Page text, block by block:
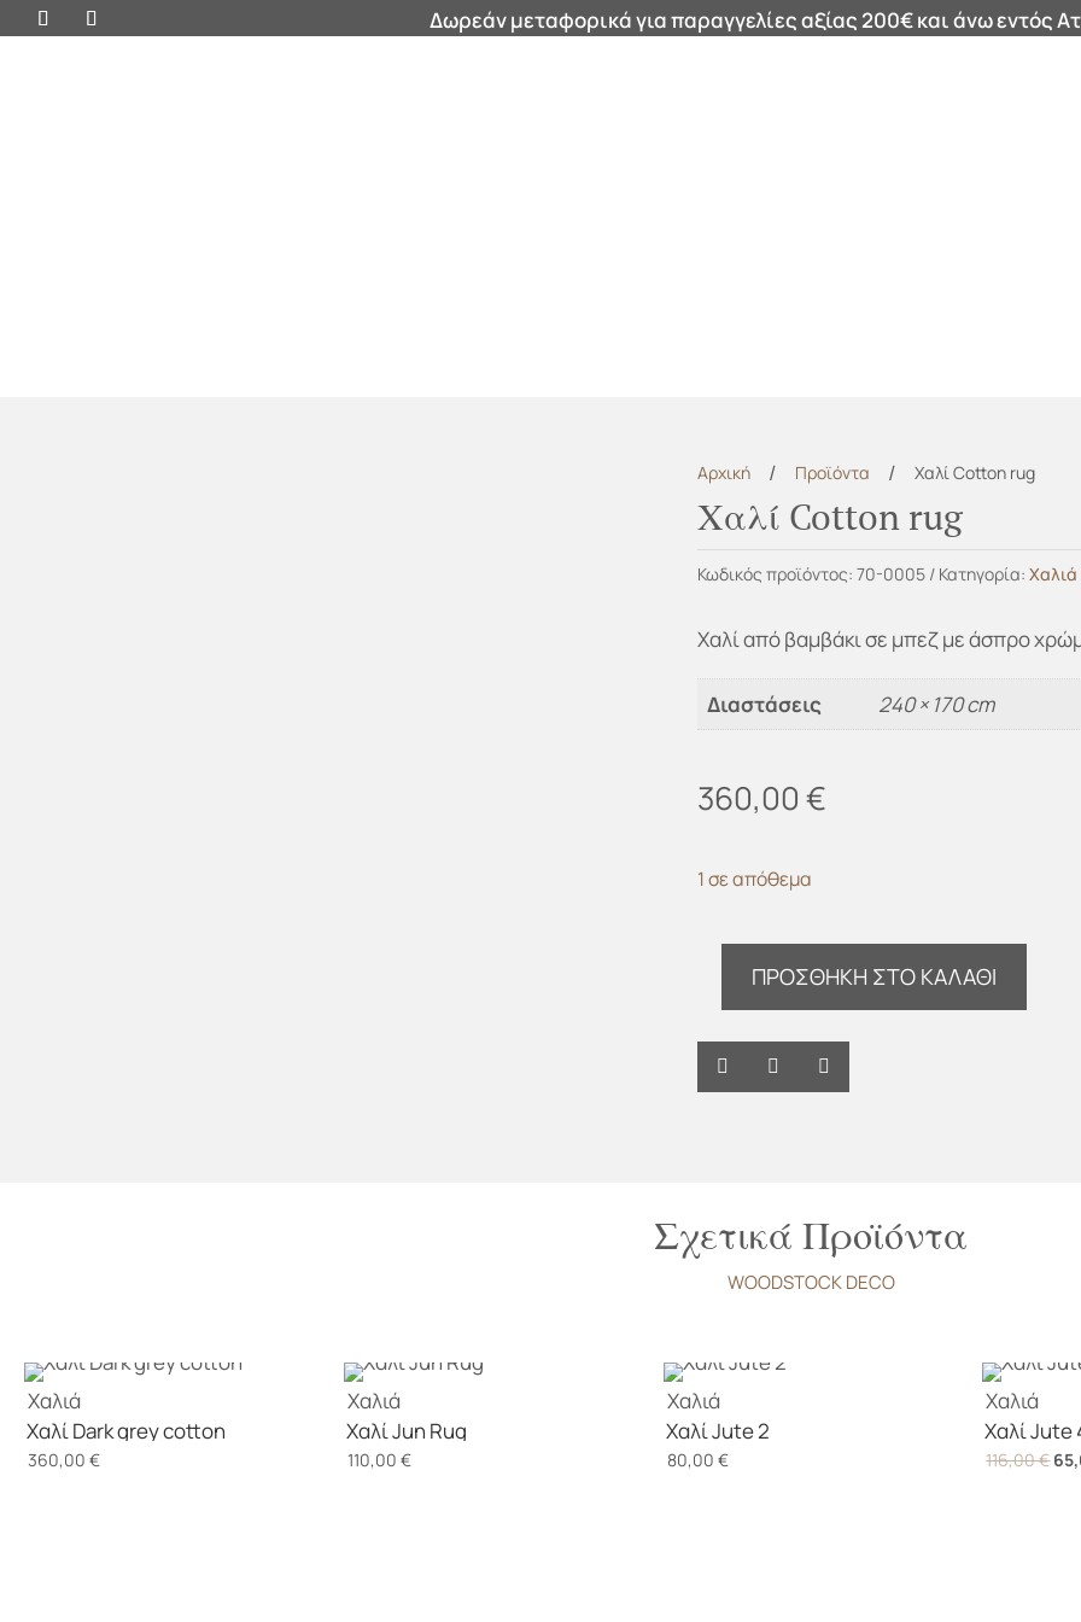
Δωρεάν μεταφορικά για παραγγελίες αξίας 200€ και άνω εντός
Αρχική / Προϊόντα / Χαλί Cotton rug
Χαλί Cotton rug
Κωδικός προϊόντος:70-0005 Κατηγορία:Χαλιά
Χαλί από βαμβάκι σε μπεζ με άσπρο
Διαστάσεις 240 × 170 cm
360,00€
1 σε απόθεμα
rug
ποσότητα
ΠΡΟΣΘΉΚΗ ΣΤΟ ΚΑΛΆΘΙ
Σχετικά Προϊόντα
WOODSTOCK DECO
Χαλιά
Χαλί Dark grey cotton
360,00 €
Χαλιά
Χαλί Jun Rug
110,00 €
Χαλιά
Χαλί Jute 2
80,00 €
Χαλιά
Χαλί Jute
116,00€